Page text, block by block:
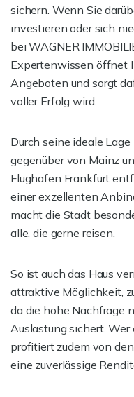
sichern. Wenn Sie
investieren oder sich
bei WAGNER
Expertenwissen öffnet
Angeboten und sorgt
voller Erfolg wird.
Durch seine ideale
gegenüber von Mainz
Flughafen Frankfurt
einer exzellenten
macht die Stadt
alle, die gerne reisen.
So ist auch das Haus
attraktive Möglichkeit,
da die hohe Nachfrage
Auslastung sichert.
profitiert zudem von
eine zuverlässige